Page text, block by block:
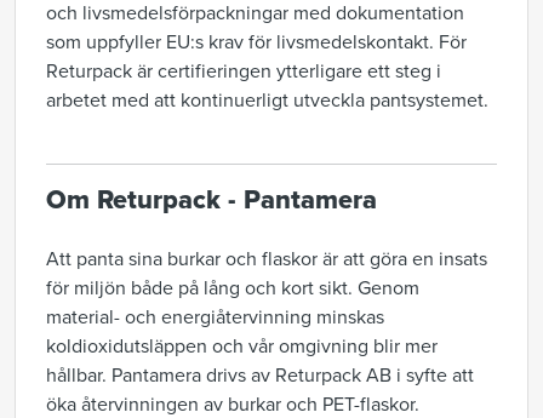
och livsmedelsförpackningar med dokumentation
som uppfyller EU:s krav för livsmedelskontakt. För
Returpack är certifieringen ytterligare ett steg i
arbetet med att kontinuerligt utveckla pantsystemet.
Om Returpack - Pantamera
Att panta sina burkar och flaskor är att göra en insats
för miljön både på lång och kort sikt. Genom
material- och energiåtervinning minskas
koldioxidutsläppen och vår omgivning blir mer
hållbar. Pantamera drivs av Returpack AB i syfte att
öka återvinningen av burkar och PET-flaskor.